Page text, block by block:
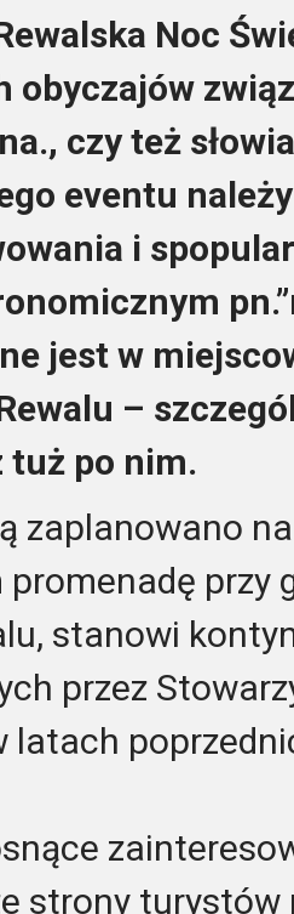
Noc
obyczajów
czy też
eventu
i
jest w
–
tuż po nim.
zaplanowano
przy
stanowi
przez
latach
strony